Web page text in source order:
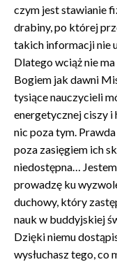
czym jest stawianie
drabiny, po której
takich informacji nie
Dlatego wciąż nie
Bogiem jak dawni
tysiące nauczycieli
energetycznej ciszy i
nic poza tym.
poza zasięgiem ich
niedostępna… Jestem
prowadzę ku
duchowy, który
nauk w buddyjskiej
Dzięki niemu
wysłuchasz tego, co